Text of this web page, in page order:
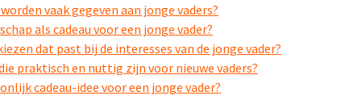
vaak gegeven aan jonge vaders?
als cadeau voor een jonge vader?
dat past bij de interesses van de jonge vader?
praktisch en nuttig zijn voor nieuwe vaders?
cadeau-idee voor een jonge vader?